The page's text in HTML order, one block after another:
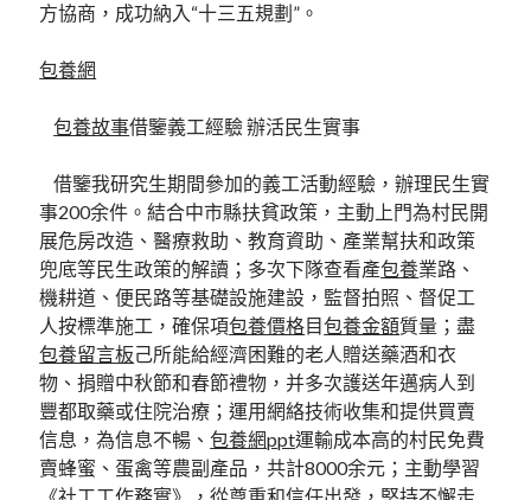
方協商，成功納入“十三五規劃”。
包養網
包養故事借鑒義工經驗 辦活民生實事
借鑒我研究生期間參加的義工活動經驗，辦理民生實
事200余件。結合中市縣扶貧政策，主動上門為村民開
展危房改造、醫療救助、教育資助、產業幫扶和政策
兜底等民生政策的解讀；多次下隊查看產包養業路、
機耕道、便民路等基礎設施建設，監督拍照、督促工
人按標準施工，確保項包養價格目包養金額質量；盡
包養留言板己所能給經濟困難的老人贈送藥酒和衣
物、捐贈中秋節和春節禮物，并多次護送年邁病人到
豐都取藥或住院治療；運用網絡技術收集和提供買賣
信息，為信息不暢、包養網ppt運輸成本高的村民免費
賣蜂蜜、蛋禽等農副產品，共計8000余元；主動學習